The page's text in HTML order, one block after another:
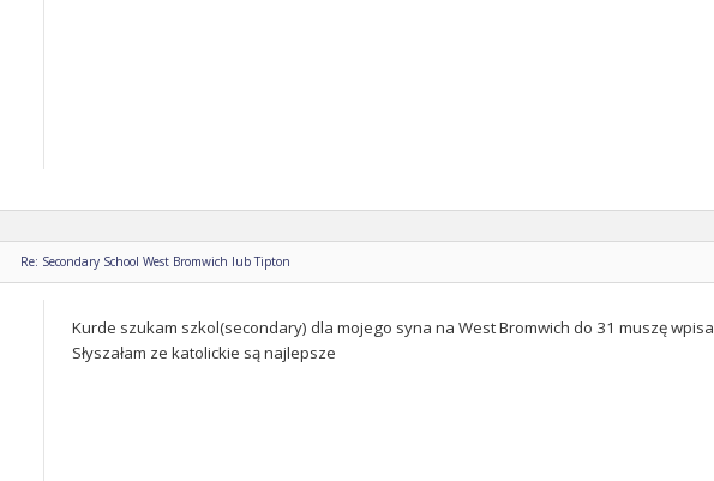
Re: Secondary School West Bromwich lub Tipton
Kurde szukam szkol(secondary) dla mojego syna na West Bromwich do 31 muszę
Słyszałam ze katolickie są najlepsze